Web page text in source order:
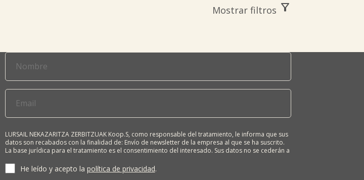
Mostrar filtros filter_alt
LURSAIL NEKAZARITZA ZERBITZUAK Koop.S, como responsable del tratamiento, le informa que sus
datos son recabados con la finalidad de: Envío de newsletter de la empresa al que se ha suscrito.
La base jurídica para el tratamiento es el consentimiento del interesado. Sus datos no se cederán a
supresión, limitación del tratamiento, oposición o derecho a la portabilidad de sus datos
personales, escribiéndonos a la dirección de nuestras oficinas, GARAIOLTZA, Nº 23, 48196 LEZAMA-
He leído y acepto la política de privacidad.